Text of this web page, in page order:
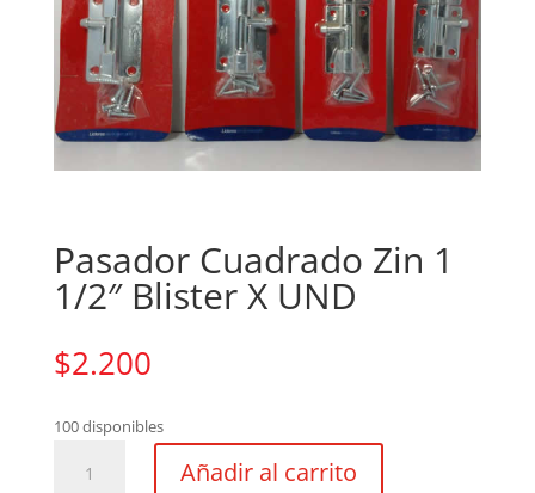
Pasador Cuadrado Zin 1
1/2″ Blister X UND
$2.200
100 disponibles
Cuadrado
Añadir al carrito